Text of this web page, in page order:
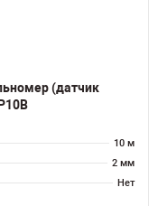
(датчик
10 м
2 мм
Нет